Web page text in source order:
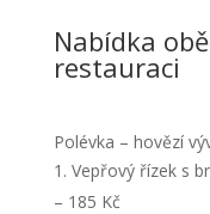
Nabídka
restauraci
Polévka – hovězí
Vepřový řízek s
– 185 Kč